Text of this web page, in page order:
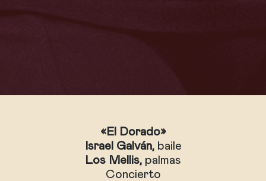
«El Dorado»
Israel Galván, baile
Los Mellis, palmas
Concierto